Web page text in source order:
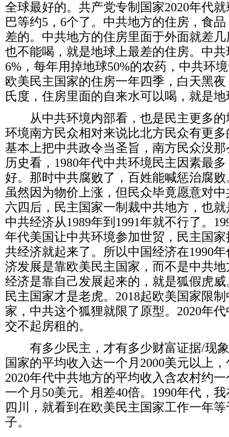
全球最好的。共产党专制国家2020年代就
巴等约5 ， 6个了。中共地方的住房，食
差的。中共地方的住房里面于外面就差
也不能喝，就是地球上最差的住房。中
6% ，每年用掉地球50%的农药，中共环
欧美民主国家的住房一年四季，白天黑
氏度，住房里面的自来水可以喝，就是
从中共环境内部看，也是民主更多
环境南方民众相对来说比北方民众有更
基本上把中共政令当圣旨，南方民众没
历史看， 1980年代中共环境民主因素最
好。那时中共腐败了，百姓能喊惩治腐败
虽然因为物价上涨，但民众毕竟愿意对
六四后，民主国家一制裁中共地方，也
中共经济从1989年到 1991年就不行了。
年代美国让中共环境参加世贸，民主国
共经济就起来了。所以中国经济在1990年
济发展是靠欧美民主国家，而不是中共
经济是靠自己发展起来的，就是狐假虎
民主国家才是老虎。 2018起欧美国家限
家，中共这个狐狸就限了原型。 2020年代
交不起房租的。
有多少民主，才有多少财富证据/现
国家的平均收入达一个月 2000美元以上
2020年代中共地方的平均收入含农村约一
一个月 50美元。相差40倍。 1990年代，
四川，就看到在欧美民主国家工作一年
子。